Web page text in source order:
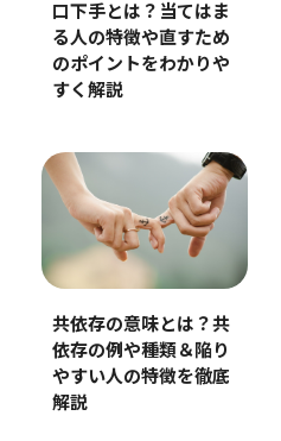
口下手とは？当てはま
る人の特徴や直すため
のポイントをわかりや
すく解説
共依存の意味とは？共
依存の例や種類＆陥り
やすい人の特徴を徹底
解説